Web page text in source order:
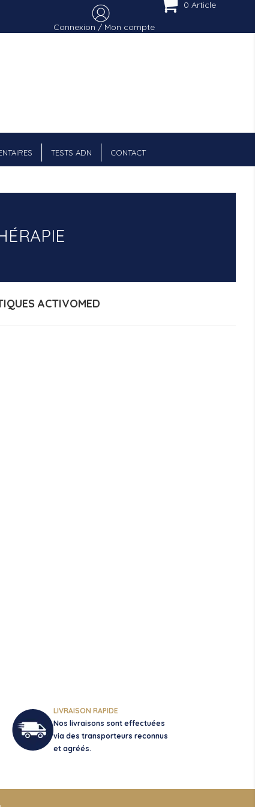
Connexion / Mon compte
0 Article
TESTS ADN CONTACT
ACTIVOMED
LIVRAISON RAPIDE
Nos livraisons sont effectuées
via des transporteurs reconnus
et agréés.